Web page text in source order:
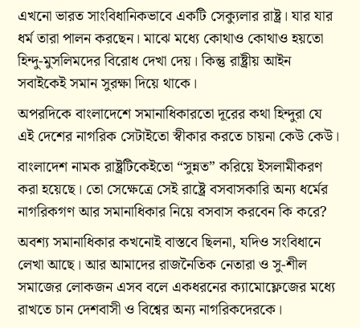
এখনো ভারত সাংবিধানিকভাবে একটি সেক্যুলার রাষ্ট্র। যার যার
ধর্ম তারা পালন করছেন। মাঝে মধ্যে কোথাও কোথাও হয়তো
হিন্দু-মুসলিমদের বিরোধ দেখা দেয়। কিন্তু রাষ্ট্রীয় আইন
সবাইকেই সমান সুরক্ষা দিয়ে থাকে।
অপরদিকে বাংলাদেশে সমানাধিকারতো দূরের কথা হিন্দুরা যে
এই দেশের নাগরিক সেটাইতো স্বীকার করতে চায়না কেউ কেউ।
বাংলাদেশ নামক রাষ্ট্রটিকেইতো “সুন্নত” করিয়ে ইসলামীকরণ
করা হয়েছে। তো সেক্ষেত্রে সেই রাষ্ট্রে বসবাসকারি অন্য ধর্মের
নাগরিকগণ আর সমানাধিকার নিয়ে বসবাস করবেন কি করে?
অবশ্য সমানাধিকার কখনোই বাস্তবে ছিলনা, যদিও সংবিধানে
লেখা আছে। আর আমাদের রাজনৈতিক নেতারা ও সু-শীল
সমাজের লোকজন এসব বলে একধরনের ক্যামোফ্লেজের মধ্যে
রাখতে চান দেশবাসী ও বিশ্বের অন্য নাগরিকদেরকে।